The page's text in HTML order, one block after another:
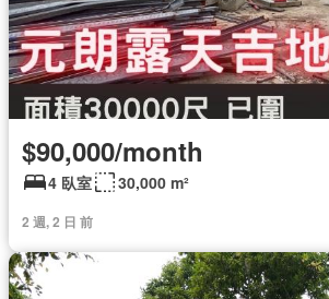
$90,000/month
4 臥室 30,000 m²
2 週, 2 日 前